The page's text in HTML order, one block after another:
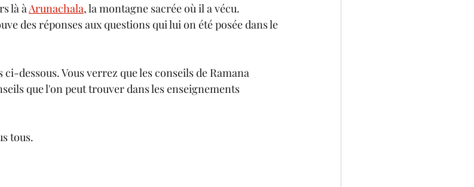
là à Arunachala, la montagne sacrée où il a vécu.
des réponses aux questions qui lui on été posée dans le
dessous. Vous verrez que les conseils de Ramana
que l'on peut trouver dans les enseignements
tous.